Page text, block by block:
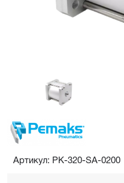
Артикул: PK-320-SA-0200